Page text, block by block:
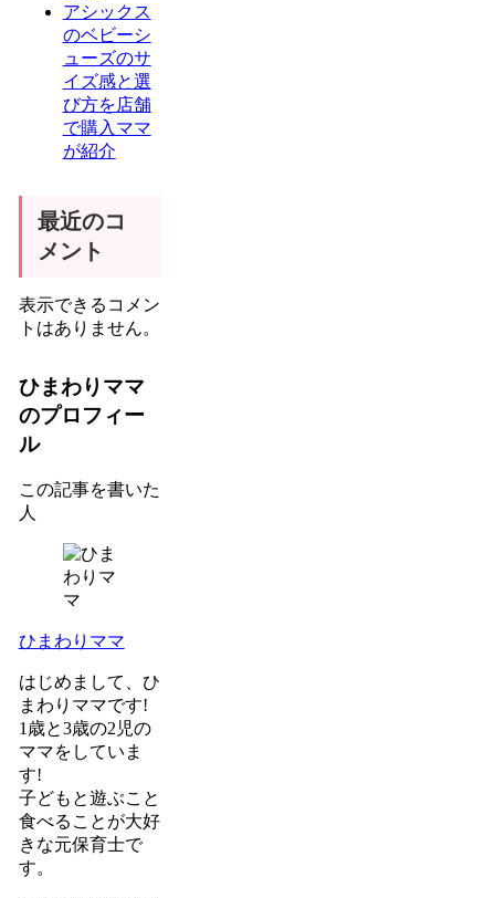
アシックス
のベビーシ
ューズのサ
イズ感と選
び方を店舗
で購入ママ
が紹介
最近のコ
メント
表示できるコメン
トはありません。
ひまわりママ
のプロフィー
ル
この記事を書いた
人
ひまわりママ
はじめまして、ひ
まわりママです!
1歳と3歳の2児の
ママをしていま
す!
子どもと遊ぶこと
食べることが大好
きな元保育士で
す。